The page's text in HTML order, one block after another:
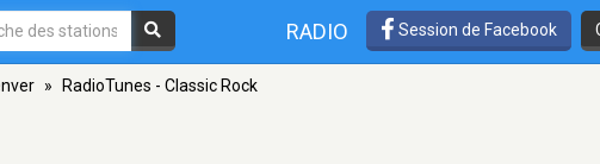
RADIO Session de Facebook
» RadioTunes - Classic Rock